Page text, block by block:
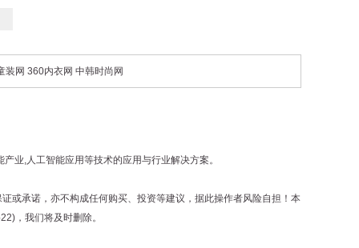
装网 360内衣网 中韩时尚网
业,人工智能应用等技术的应用与行业解决方案。
或承诺，亦不构成任何购买、投资等建议，据此操作者风险自担！本
，我们将及时删除。